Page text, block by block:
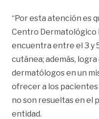
“Por esta atención es
Centro Dermatológico
encuentra entre el 3 y
cutánea; además,
dermatólogos en un
ofrecer a los
no son resueltas en el
entidad.